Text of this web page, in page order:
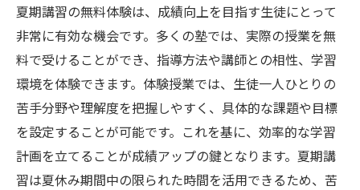
夏期講習の無料体験は、成績向上を目指す生徒にとって
非常に有効な機会です。多くの塾では、実際の授業を無
料で受けることができ、指導方法や講師との相性、学習
環境を体験できます。体験授業では、生徒一人ひとりの
苦手分野や理解度を把握しやすく、具体的な課題や目標
を設定することが可能です。これを基に、効率的な学習
計画を立てることが成績アップの鍵となります。夏期講
習は夏休み期間中の限られた時間を活用できるため、苦